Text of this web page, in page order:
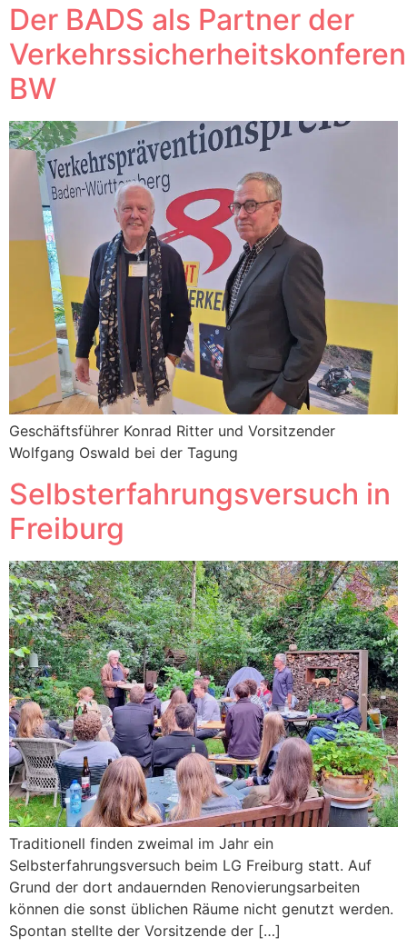
Der BADS als Partner der
BW
Geschäftsführer Konrad Ritter und Vorsitzender
Wolfgang Oswald bei der Tagung
Selbsterfahrungsversuch in
Freiburg
Traditionell finden zweimal im Jahr ein
Selbsterfahrungsversuch beim LG Freiburg statt. Auf
Grund der dort andauernden Renovierungsarbeiten
können die sonst üblichen Räume nicht genutzt werden.
Spontan stellte der Vorsitzende der […]